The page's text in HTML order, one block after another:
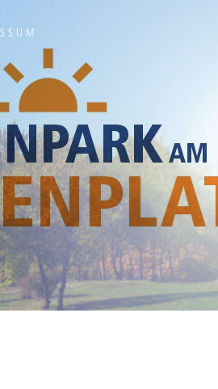
inline or in the module Content settings. You